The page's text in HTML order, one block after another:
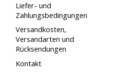
Liefer- und
Zahlungsbedingungen
Versandkosten,
Versandarten und
Rücksendungen
Kontakt